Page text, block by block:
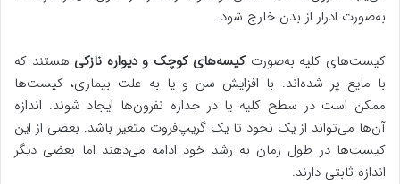
به‌صورت ادرار از بدن خارج شود.
کیست‌های کلیه به‌صورت کیسه‌های کوچک و دیواره نازکی هستند که
با مایع پر شده‌اند. با افزایش سن و یا به علت بیماری، کیست‌ها
ممکن است در سطح کلیه یا در جداره نفرون‌ها ایجاد شوند. اندازه
آن‌ها می‌تواند از یک نخود تا یک گریپ‌فروت متغیر باشد. بعضی از این
کیست‌ها در طول زمان به رشد خود ادامه می‌دهند اما بعضی دیگر
اندازه ثابتی دارند.